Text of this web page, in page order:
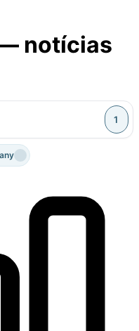
notícias
1